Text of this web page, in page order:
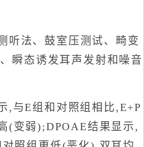
法、鼓室压测试、畸变
瞬态诱发耳声发射和噪音
E组和对照组相比,E+P
(变弱);DPOAE结果显示,